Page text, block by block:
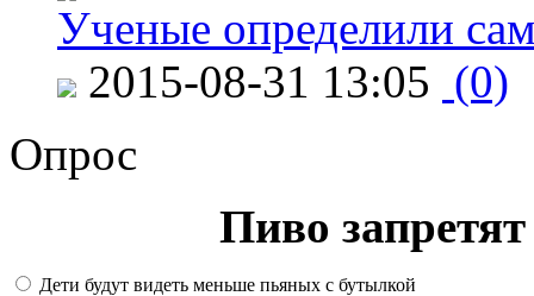
Ученые определили
2015-08-31 13:05 (0)
Опрос
Пиво
Дети будут видеть меньше пьяных с бутылкой